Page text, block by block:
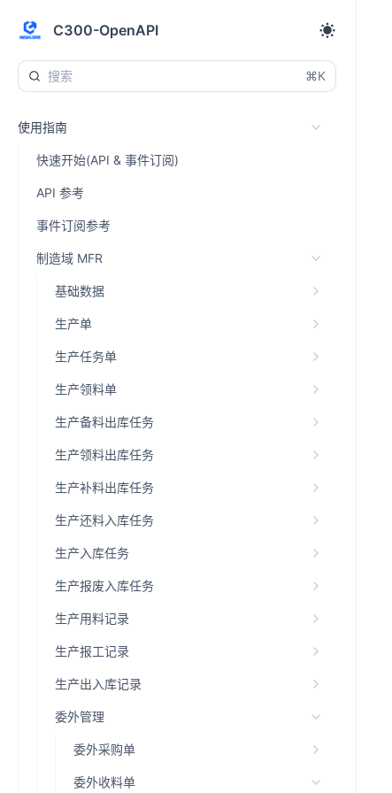
C300-OpenAPI
⌘K
使用指南
快速开始(API & 事件订阅)
API 参考
事件订阅参考
制造域 MFR
基础数据
生产单
生产任务单
生产领料单
生产备料出库任务
生产领料出库任务
生产补料出库任务
生产还料入库任务
生产入库任务
生产报废入库任务
生产用料记录
生产报工记录
生产出入库记录
委外管理
委外采购单
委外收料单